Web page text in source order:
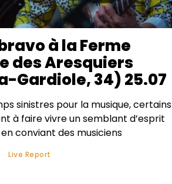
à la Ferme
des Aresquiers
Gardiole, 34) 25.07
sinistres pour la musique, certains
à faire vivre un semblant d’esprit
conviant des musiciens
Live Report